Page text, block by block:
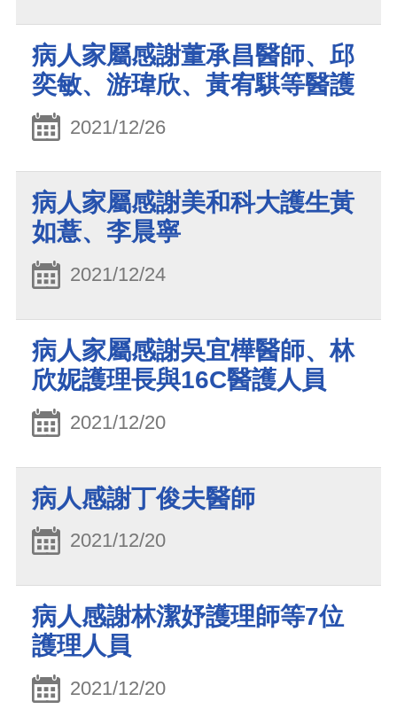
病人家屬感謝董承昌醫師、邱
奕敏、游瑋欣、黃宥騏等醫護
2021/12/26
病人家屬感謝美和科大護生黃
如薏、李晨寧
2021/12/24
病人家屬感謝吳宜樺醫師、林
欣妮護理長與16C醫護人員
2021/12/20
病人感謝丁俊夫醫師
2021/12/20
病人感謝林潔妤護理師等7位
護理人員
2021/12/20